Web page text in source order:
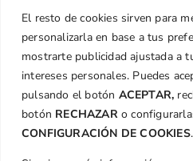
El resto de cookies sirven para
personalizarla en base a tus
mostrarte publicidad ajustada a
intereses personales. Puedes
pulsando el botón ACEPTAR,
botón RECHAZARo
CONFIGURACIÓN DE COOKIES
Aviso
Política de